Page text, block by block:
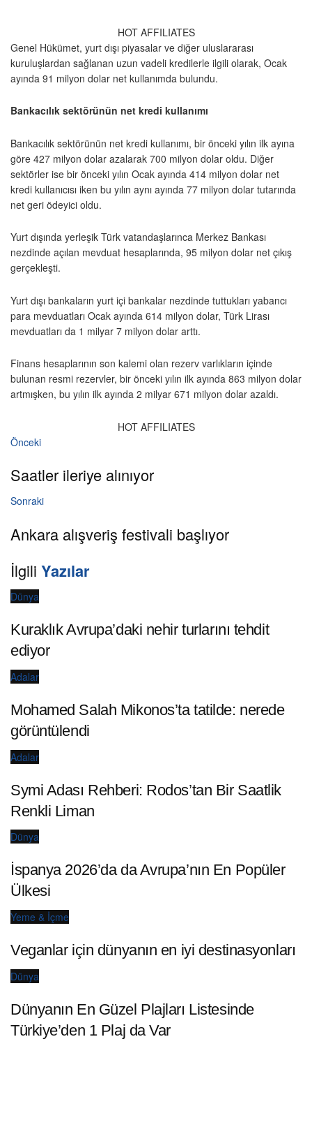
HOT AFFILIATES
Genel Hükümet, yurt dışı piyasalar ve diğer uluslararası
kuruluşlardan sağlanan uzun vadeli kredilerle ilgili olarak, Ocak
ayında 91 milyon dolar net kullanımda bulundu.
Bankacılık sektörünün net kredi kullanımı
Bankacılık sektörünün net kredi kullanımı, bir önceki yılın ilk ayına
göre 427 milyon dolar azalarak 700 milyon dolar oldu. Diğer
sektörler ise bir önceki yılın Ocak ayında 414 milyon dolar net
kredi kullanıcısı iken bu yılın aynı ayında 77 milyon dolar tutarında
net geri ödeyici oldu.
Yurt dışında yerleşik Türk vatandaşlarınca Merkez Bankası
nezdinde açılan mevduat hesaplarında, 95 milyon dolar net çıkış
gerçekleşti.
Yurt dışı bankaların yurt içi bankalar nezdinde tuttukları yabancı
para mevduatları Ocak ayında 614 milyon dolar, Türk Lirası
mevduatları da 1 milyar 7 milyon dolar arttı.
Finans hesaplarının son kalemi olan rezerv varlıkların içinde
bulunan resmi rezervler, bir önceki yılın ilk ayında 863 milyon dolar
artmışken, bu yılın ilk ayında 2 milyar 671 milyon dolar azaldı.
HOT AFFILIATES
Önceki
Saatler ileriye alınıyor
Sonraki
Ankara alışveriş festivali başlıyor
İlgili Yazılar
Dünya
Kuraklık Avrupa’daki nehir turlarını tehdit
ediyor
Adalar
Mohamed Salah Mikonos’ta tatilde: nerede
görüntülendi
Adalar
Symi Adası Rehberi: Rodos’tan Bir Saatlik
Renkli Liman
Dünya
İspanya 2026’da da Avrupa’nın En Popüler
Ülkesi
Yeme & İçme
Veganlar için dünyanın en iyi destinasyonları
Dünya
Dünyanın En Güzel Plajları Listesinde
Türkiye’den 1 Plaj da Var